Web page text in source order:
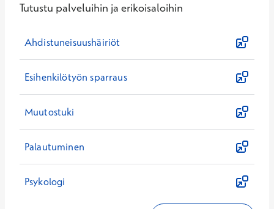
Tutustu palveluihin ja erikoisaloihin
Ahdistuneisuushäiriöt
Esihenkilötyön sparraus
Muutostuki
Palautuminen
Psykologi